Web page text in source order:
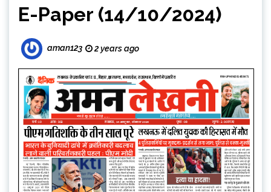
E-Paper (14/10/2024)
aman123 2 years ago